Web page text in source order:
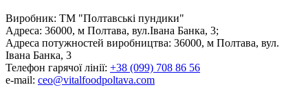
Виробник: ТМ "Полтавські пундики"
Адреса: 36000, м Полтава, вул.Івана Банка, 3;
Адреса потужностей виробництва: 36000, м Полтава, вул.
Івана Банка, 3
Телефон гарячої лінії: +38 (099) 708 86 56
e-mail: ceo@vitalfoodpoltava.com